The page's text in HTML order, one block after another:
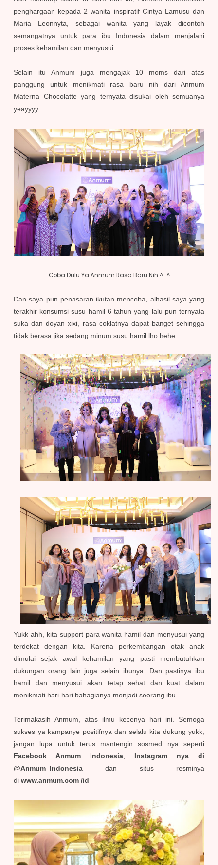
penghargaan kepada 2 wanita inspiratif Cintya Lamusu dan
Maria Leonnyta, sebagai wanita yang layak dicontoh
semangatnya untuk para ibu Indonesia dalam menjalani
proses kehamilan dan menyusui.
Selain itu Anmum juga mengajak 10 moms dari atas
panggung untuk menikmati rasa baru nih dari Anmum
Materna Chocolatte yang ternyata disukai oleh semuanya
yeayyyy.
Coba Dulu Ya Anmum Rasa Baru Nih ^-^
Dan saya pun penasaran ikutan mencoba, alhasil saya yang
terakhir konsumsi susu hamil 6 tahun yang lalu pun ternyata
suka dan doyan xixi, rasa coklatnya dapat banget sehingga
tidak berasa jika sedang minum susu hamil lho hehe.
Yukk ahh, kita support para wanita hamil dan menyusui yang
terdekat dengan kita. Karena perkembangan otak anak
dimulai sejak awal kehamilan yang pasti membutuhkan
dukungan orang lain juga selain ibunya. Dan pastinya ibu
hamil dan menyusui akan tetap sehat dan kuat dalam
menikmati hari-hari bahagianya menjadi seorang ibu.
Terimakasih Anmum, atas ilmu kecenya hari ini. Semoga
sukses ya kampanye positifnya dan selalu kita dukung yukk,
jangan lupa untuk terus mantengin sosmed nya seperti
Facebook Anmum Indonesia, Instagram nya di
@Anmum_Indonesia dan situs resminya
di www.anmum.com /id